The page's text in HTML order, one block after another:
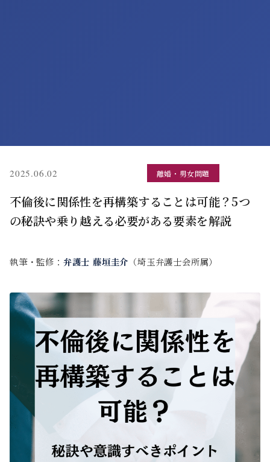
2025.06.02 離婚・男女問題
不倫後に関係性を再構築することは可能？5つ
の秘訣や乗り越える必要がある要素を解説
執筆・監修： 弁護士 藤垣圭介 （埼玉弁護士会所属）